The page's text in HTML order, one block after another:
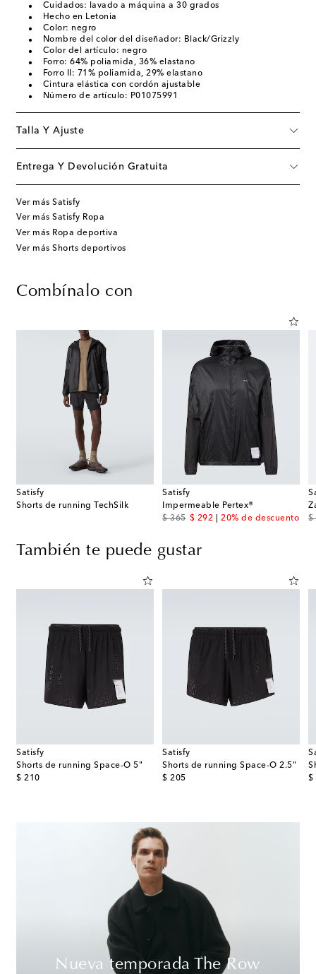
Cuidados: lavado a máquina a 30 grados
Hecho en Letonia
Color: negro
Nombre del color del diseñador: Black/Grizzly
Color del artículo: negro
Forro: 64% poliamida, 36% elastano
Forro II: 71% poliamida, 29% elastano
Cintura elástica con cordón ajustable
Número de artículo: P01075991
Talla Y Ajuste
Entrega Y Devolución Gratuita
Ver más Satisfy
Ver más Satisfy Ropa
Ver más Ropa deportiva
Ver más Shorts deportivos
Combínalo con
Satisfy
Shorts de running TechSilk
Satisfy
Impermeable Pertex®
$ 365
original price
$ 292
discount price20% de descuento
$
También te puede gustar
Satisfy
Shorts de running Space‑O 5"
$ 210
original price
Satisfy
Shorts de running Space‑O 2.5"
$ 205
original price
$
Nueva temporada The Row